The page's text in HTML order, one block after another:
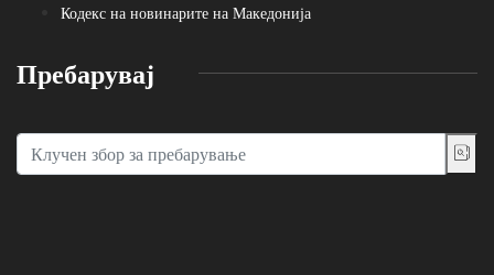
Кодекс на новинарите на Македонија
Пребарувај